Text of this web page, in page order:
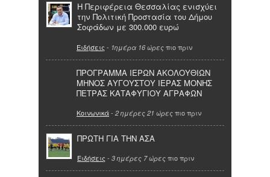
Η Περιφέρεια Θεσσαλίας ενισχύει
την Πολιτική Προστασία του Δήμου
Σοφάδων με 300.000 ευρώ
Ειδήσεις - 1ημέρα 16 ώρες πιο πριν
ΠΡΟΓΡΑΜΜΑ ΙΕΡΩΝ ΑΚΟΛΟΥΘΙΩΝ
ΜΗΝΟΣ ΑΥΓΟΥΣΤΟΥ ΙΕΡΑΣ ΜΟΝΗΣ
ΠΕΤΡΑΣ ΚΑΤΑΦΥΓΙΟΥ ΑΓΡΑΦΩΝ
Κοινωνικά- 2 ημέρες 21 ώρες πιο πριν
ΠΡΩΤΗ ΓΙΑ ΤΗΝ ΑΣΑ
Ειδήσεις - 3 ημέρες 7 ώρες πιο πριν